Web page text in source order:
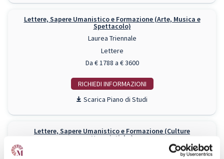
Lettere, Sapere Umanistico e Formazione (Arte, Musica e
Spettacolo)
Laurea Triennale
Lettere
Da € 1788 a € 3600
RICHIEDI INFO
Piano di Studi
Lettere, Sapere Umanistico e Formazione (Culture
Umanistiche)